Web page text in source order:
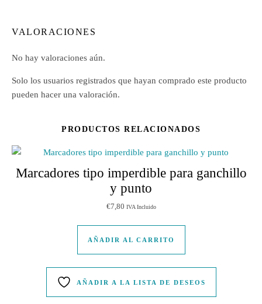
VALORACIONES
No hay valoraciones aún.
Solo los usuarios registrados que hayan comprado este producto
pueden hacer una valoración.
PRODUCTOS RELACIONADOS
Marcadores tipo imperdible para ganchillo
y punto
€7,80 IVA Incluido
AÑADIR AL CARRITO
AÑADIR A LA LISTA DE DESEOS